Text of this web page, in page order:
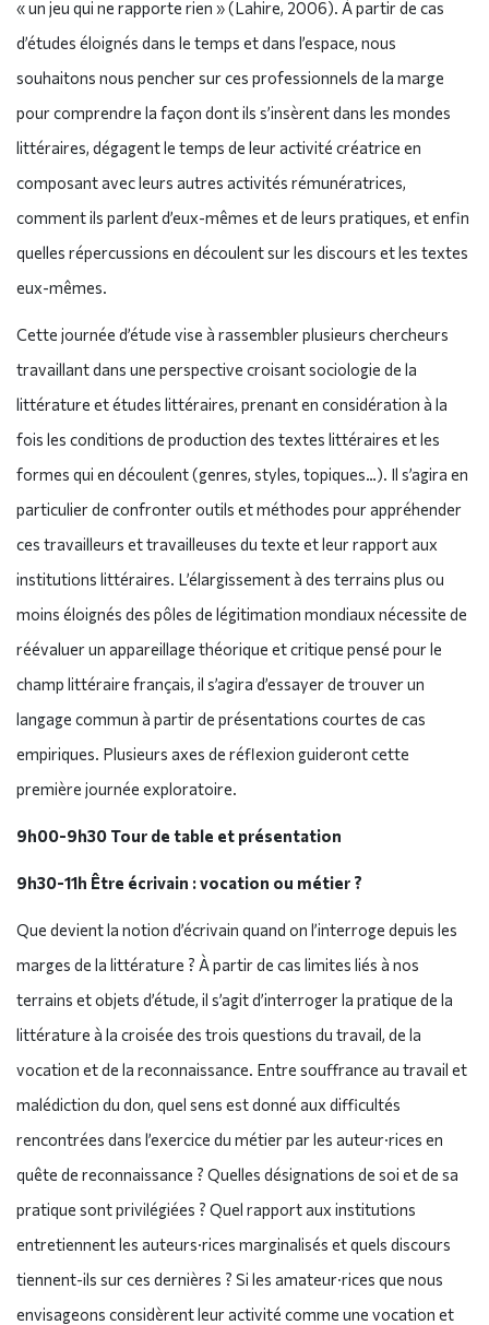
« un jeu qui ne rapporte rien » (Lahire, 2006). À partir de cas
d’études éloignés dans le temps et dans l’espace, nous
souhaitons nous pencher sur ces professionnels de la marge
pour comprendre la façon dont ils s’insèrent dans les mondes
littéraires, dégagent le temps de leur activité créatrice en
composant avec leurs autres activités rémunératrices,
comment ils parlent d’eux-mêmes et de leurs pratiques, et enfin
quelles répercussions en découlent sur les discours et les textes
eux-mêmes.
Cette journée d’étude vise à rassembler plusieurs chercheurs
travaillant dans une perspective croisant sociologie de la
littérature et études littéraires, prenant en considération à la
fois les conditions de production des textes littéraires et les
formes qui en découlent (genres, styles, topiques…). Il s’agira en
particulier de confronter outils et méthodes pour appréhender
ces travailleurs et travailleuses du texte et leur rapport aux
institutions littéraires. L’élargissement à des terrains plus ou
moins éloignés des pôles de légitimation mondiaux nécessite de
réévaluer un appareillage théorique et critique pensé pour le
champ littéraire français, il s’agira d’essayer de trouver un
langage commun à partir de présentations courtes de cas
empiriques. Plusieurs axes de réflexion guideront cette
première journée exploratoire.
9h00-9h30 Tour de table et présentation
9h30-11h Être écrivain : vocation ou métier ?
Que devient la notion d’écrivain quand on l’interroge depuis les
marges de la littérature ? À partir de cas limites liés à nos
terrains et objets d’étude, il s’agit d’interroger la pratique de la
littérature à la croisée des trois questions du travail, de la
vocation et de la reconnaissance. Entre souffrance au travail et
malédiction du don, quel sens est donné aux difficultés
rencontrées dans l’exercice du métier par les auteur·rices en
quête de reconnaissance ? Quelles désignations de soi et de sa
pratique sont privilégiées ? Quel rapport aux institutions
entretiennent les auteurs·rices marginalisés et quels discours
tiennent-ils sur ces dernières ? Si les amateur·rices que nous
envisageons considèrent leur activité comme une vocation et